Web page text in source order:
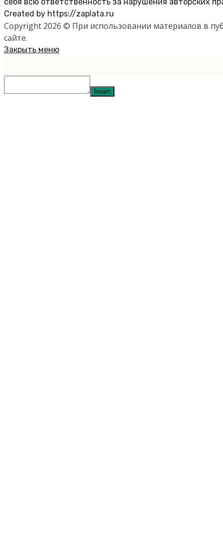
себя всю ответственность за нарушения авторских
Created by https://zaplata.ru
Copyright 2026 © При использовании материалов в
сайте.
Закрыть меню
Insert